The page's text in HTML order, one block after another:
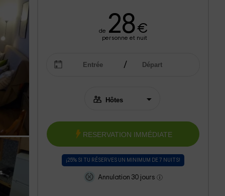
de 28€
personne et nuit
RESERVATION IMMÉDIATE
¡25% SI TU RÉSERVES UN MINIMUM DE 7 NUITS!
Annulation 30 jours